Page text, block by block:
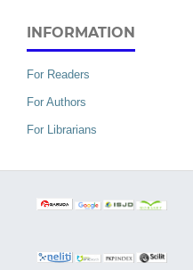
INFORMATION
For Readers
For Authors
For Librarians